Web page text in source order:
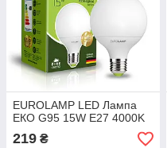
EUROLAMP LED Лампа
ЕКО G95 15W E27 4000K
219 ₴